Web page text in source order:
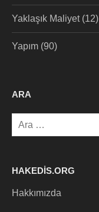
Yaklaşık Maliyet(12)
Yapım (90)
ARA
Arama:
HAKEDIS.ORG
Hakkımızda